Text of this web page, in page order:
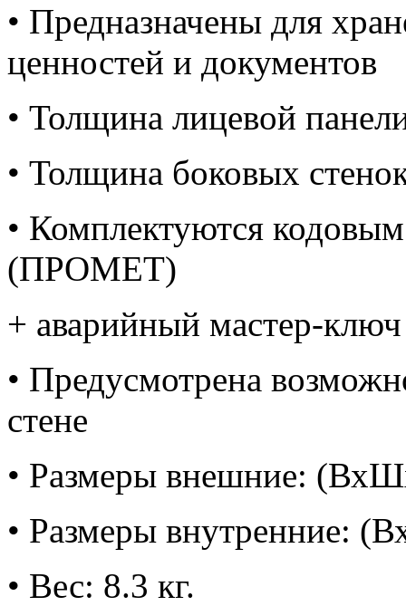
• Предназначены для
ценностей и документов
• Толщина лицевой
• Толщина боковых
• Комплектуются
(ПРОМЕТ)
+ аварийный мастер-ключ
• Предусмотрена
стене
• Размеры внешние:
• Размеры внутренние:
• Вес: 8.3 кг.